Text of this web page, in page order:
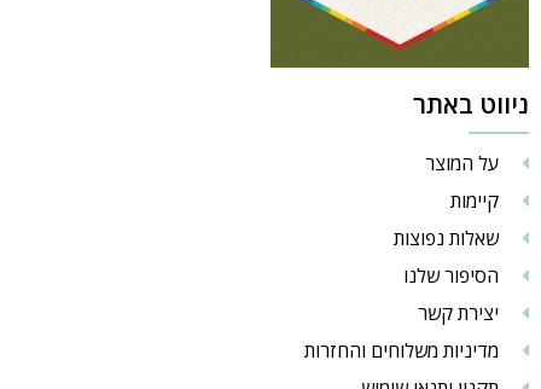
ניווט באתר
על המוצר
קיימות
שאלות נפוצות
הסיפור שלנו
יצירת קשר
מדיניות משלוחים והחזרות